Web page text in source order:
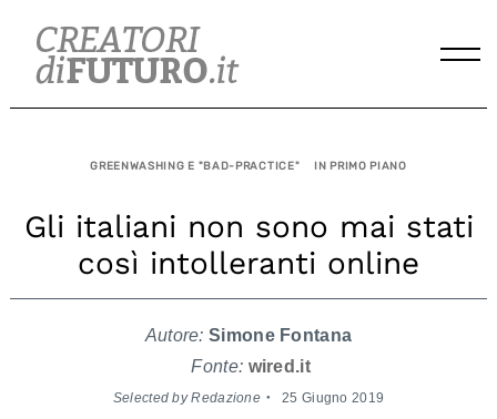
content
GREENWASHING E "BAD-PRACTICE" IN PRIMO PIANO
Gli italiani non sono mai stati
così intolleranti online
Autore: Simone Fontana
Fonte: wired.it
Selected by Redazione 25 Giugno 2019